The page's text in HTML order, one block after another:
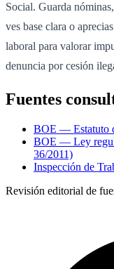
Social. Guarda
ves base clara o
laboral para valorar
denuncia por cesión
Fuentes
BOE — Estatuto
BOE — Ley
36/2011)
Inspección de
Revisión editorial de